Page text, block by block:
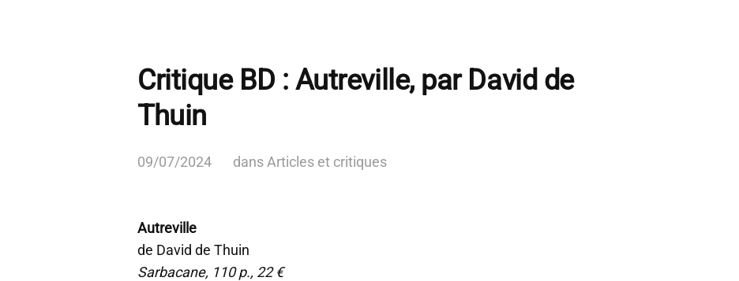
Critique BD : Autreville, par David de
Thuin
09/07/2024 dans Articles et critiques
Autreville
de David de Thuin
Sarbacane, 110 p., 22 €